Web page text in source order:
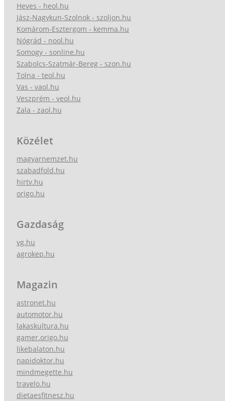
Heves - heol.hu
Jász-Nagykun-Szolnok - szoljon.hu
Komárom-Esztergom - kemma.hu
Nógrád - nool.hu
Somogy - sonline.hu
Szabolcs-Szatmár-Bereg - szon.hu
Tolna - teol.hu
Vas - vaol.hu
Veszprém - veol.hu
Zala - zaol.hu
Közélet
magyarnemzet.hu
szabadfold.hu
hirtv.hu
origo.hu
Gazdaság
vg.hu
agrokep.hu
Magazin
astronet.hu
automotor.hu
lakaskultura.hu
gamer.origo.hu
likebalaton.hu
napidoktor.hu
mindmegette.hu
travelo.hu
dietaesfitnesz.hu